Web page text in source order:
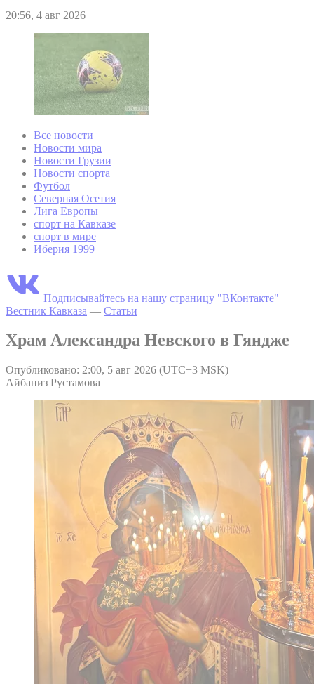
20:56, 4 авг 2026
Все новости
Новости мира
Новости Грузии
Новости спорта
Футбол
Северная Осетия
Лига Европы
спорт на Кавказе
спорт в мире
Иберия 1999
Подписывайтесь на нашу страницу "ВКонтакте"
Вестник Кавказа — Статьи
Храм Александра Невского в Гяндже
Опубликовано: 2:00, 5 авг 2026 (UTC+3 MSK)
Айбаниз Рустамова